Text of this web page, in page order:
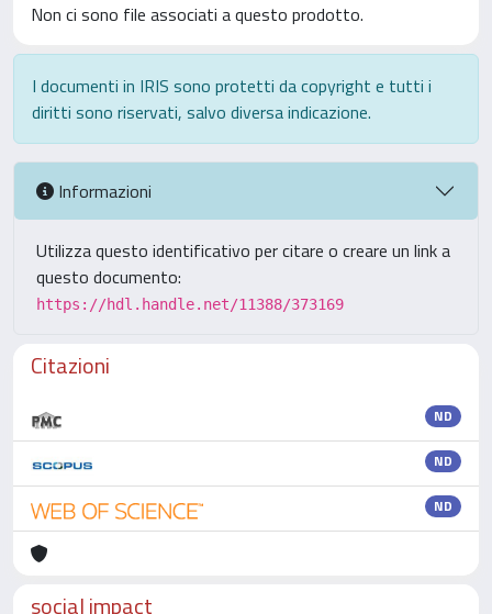
Non ci sono file associati a questo prodotto.
I documenti in IRIS sono protetti da copyright e tutti i
diritti sono riservati, salvo diversa indicazione.
Informazioni
Utilizza questo identificativo per citare o creare un link a
questo documento:
https://hdl.handle.net/11388/373169
Citazioni
ND
ND
ND
social impact